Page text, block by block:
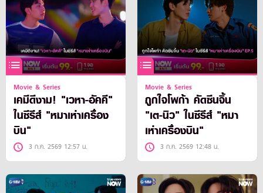
Movie & Series
เคมีดีงาม! "เวหา-อัคคี"
ในซีรีส์ "หมาเห่าเครื่อง
บิน"
3 ก.ค. 2569 12:57 น.
Movie & Series
ถูกใจโพก้า คัดซีนจิ้น
"เต-นิว" ในซีรีส์ "หมา
เห่าเครื่องบิน"
3 ก.ค. 2569 12:48 น.